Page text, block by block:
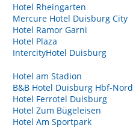
Hotel Rheingarten
Mercure Hotel Duisburg City
Hotel Ramor Garni
Hotel Plaza
IntercityHotel Duisburg
Hotel am Stadion
B&B Hotel Duisburg Hbf-Nord
Hotel Ferrotel Duisburg
Hotel Zum Bügeleisen
Hotel Am Sportpark